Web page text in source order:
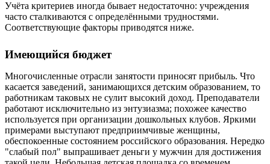
Учёта критериев иногда бывает недостаточно: учреждения
часто сталкиваются с определёнными трудностями.
Соответствующие факторы приводятся ниже.
Имеющийся бюджет
Многочисленные отрасли занятости приносят прибыль. Что
касается заведений, занимающихся детским образованием, то
работникам таковых не сулит высокий доход. Преподаватели
работают исключительно из энтузиазма; похожее качество
используется при организации дошкольных клубов. Яркими
примерами выступают предприимчивые женщины,
обеспокоенные состоянием российского образования. Нередко
"слабый пол" выпрашивает деньги у мужчин для достижения